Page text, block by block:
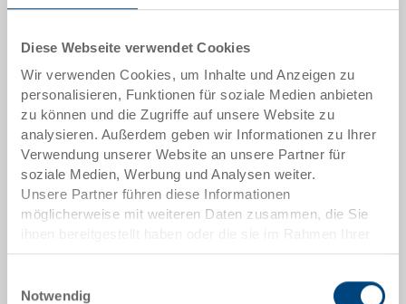
Diese Webseite verwendet Cookies
Wir verwenden Cookies, um Inhalte und Anzeigen zu
personalisieren, Funktionen für soziale Medien anbieten
zu können und die Zugriffe auf unsere Website zu
analysieren. Außerdem geben wir Informationen zu Ihrer
Verwendung unserer Website an unsere Partner für
soziale Medien, Werbung und Analysen weiter.
Unsere Partner führen diese Informationen
möglicherweise mit weiteren Daten zusammen, die Sie
Nutzung der Dienste gesammelt haben.
Notwendig
Das Produkt kann nicht online bestellt werden:
Angebot anfordern
Artikeldaten
Bestellnummer
33-663 R.8040.R201
Aussenmasse: